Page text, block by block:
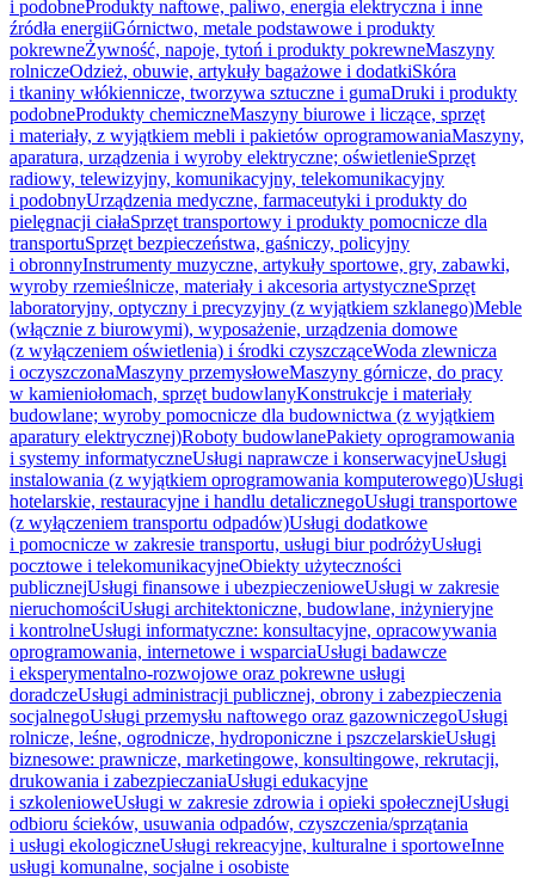
i podobneProdukty naftowe, paliwo, energia elektryczna i inne
źródła energiiGórnictwo, metale podstawowe i produkty
pokrewneŻywność, napoje, tytoń i produkty pokrewneMaszyny
rolniczeOdzież, obuwie, artykuły bagażowe i dodatkiSkóra
i tkaniny włókiennicze, tworzywa sztuczne i gumaDruki i produkty
podobneProdukty chemiczneMaszyny biurowe i liczące, sprzęt
i materiały, z wyjątkiem mebli i pakietów oprogramowaniaMaszyny,
aparatura, urządzenia i wyroby elektryczne; oświetlenieSprzęt
radiowy, telewizyjny, komunikacyjny, telekomunikacyjny
i podobnyUrządzenia medyczne, farmaceutyki i produkty do
pielęgnacji ciałaSprzęt transportowy i produkty pomocnicze dla
transportuSprzęt bezpieczeństwa, gaśniczy, policyjny
i obronnyInstrumenty muzyczne, artykuły sportowe, gry, zabawki,
wyroby rzemieślnicze, materiały i akcesoria artystyczneSprzęt
laboratoryjny, optyczny i precyzyjny (z wyjątkiem szklanego)Meble
(włącznie z biurowymi), wyposażenie, urządzenia domowe
(z wyłączeniem oświetlenia) i środki czyszcząceWoda zlewnicza
i oczyszczonaMaszyny przemysłoweMaszyny górnicze, do pracy
w kamieniołomach, sprzęt budowlanyKonstrukcje i materiały
budowlane; wyroby pomocnicze dla budownictwa (z wyjątkiem
aparatury elektrycznej)Roboty budowlanePakiety oprogramowania
i systemy informatyczneUsługi naprawcze i konserwacyjneUsługi
instalowania (z wyjątkiem oprogramowania komputerowego)Usługi
hotelarskie, restauracyjne i handlu detalicznegoUsługi transportowe
(z wyłączeniem transportu odpadów)Usługi dodatkowe
i pomocnicze w zakresie transportu, usługi biur podróżyUsługi
pocztowe i telekomunikacyjneObiekty użyteczności
publicznejUsługi finansowe i ubezpieczenioweUsługi w zakresie
nieruchomościUsługi architektoniczne, budowlane, inżynieryjne
i kontrolneUsługi informatyczne: konsultacyjne, opracowywania
oprogramowania, internetowe i wsparciaUsługi badawcze
i eksperymentalno-rozwojowe oraz pokrewne usługi
doradczeUsługi administracji publicznej, obrony i zabezpieczenia
socjalnegoUsługi przemysłu naftowego oraz gazowniczegoUsługi
rolnicze, leśne, ogrodnicze, hydroponiczne i pszczelarskieUsługi
biznesowe: prawnicze, marketingowe, konsultingowe, rekrutacji,
drukowania i zabezpieczaniaUsługi edukacyjne
i szkolenioweUsługi w zakresie zdrowia i opieki społecznejUsługi
odbioru ścieków, usuwania odpadów, czyszczenia/sprzątania
i usługi ekologiczneUsługi rekreacyjne, kulturalne i sportoweInne
usługi komunalne, socjalne i osobiste